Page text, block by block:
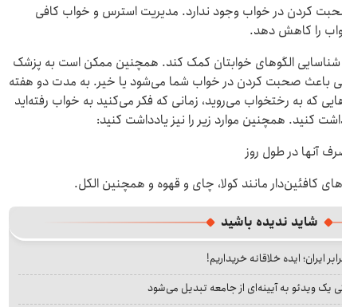
کردن در خواب وجود ندارد. مدیریت استرس و خواب کافی
را کاهش دهد.
الگوهای خوابتان کمک کند. همچنین ممکن است به پزشک
باعث صحبت کردن در خواب شما می‌شود یا خیر. به مدت دو هفته
که به رختخواب می‌روید، زمانی که فکر می‌کنید به خواب رفته‌اید
کنید. همچنین موارد زیر را نیز یادداشت کنید:
آنها در طول روز
مانند کولا، چای و قهوه و همچنین الکل.
شاید ندیده باشید
ایران؛ ایده خلاقانه خریداریم!
یک ویدئو به آیینه‌ای از جامعه تبدیل می‌شود